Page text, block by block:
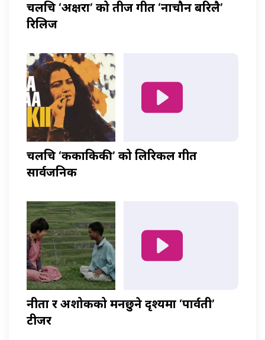
चलचित्र ‘अक्षरा’ को तीज गीत ‘नाचौन बरिलै’
रिलिज
चलचित्र ‘ककाकिकी’ को लिरिकल गीत
सार्वजनिक
नीता र अशोकको मनछुने दृश्यमा ‘पार्वती’
टीजर